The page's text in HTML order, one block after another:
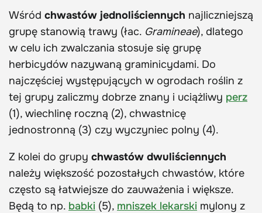
Wśród chwastów jednoliściennych najliczniejszą
grupę stanowią trawy (łac. Gramineae), dlatego
w celu ich zwalczania stosuje się grupę
herbicydów nazywaną graminicydami. Do
najczęściej występujących w ogrodach roślin z
tej grupy zaliczmy dobrze znany i uciążliwy perz
(1), wiechlinę roczną (2), chwastnicę
jednostronną (3) czy wyczyniec polny (4).
Z kolei do grupy chwastów dwuliściennych
należy większość pozostałych chwastów, które
często są łatwiejsze do zauważenia i większe.
Będą to np. babki (5), mniszek lekarski mylony z